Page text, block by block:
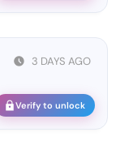
3 DAYS AGO
Verify to unlock